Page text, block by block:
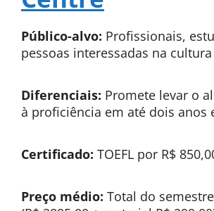
Público-alvo: Profissionais,
pessoas interessadas na
Diferenciais: Promete levar o
à proficiência em até dois anos
Certificado: TOEFL por R$
Preço médio: Total do